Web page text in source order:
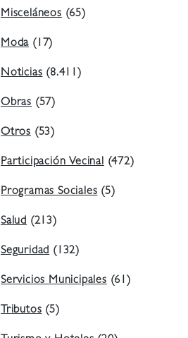
Misceláneos(65)
Moda(17)
Noticias(8.411)
Obras (57)
Otros (53)
Participación Vecinal(472)
Programas Sociales(5)
Salud (213)
Seguridad(132)
Servicios Municipales(61)
Tributos(5)